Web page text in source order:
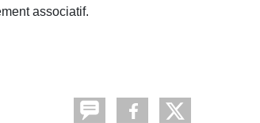
associatif.